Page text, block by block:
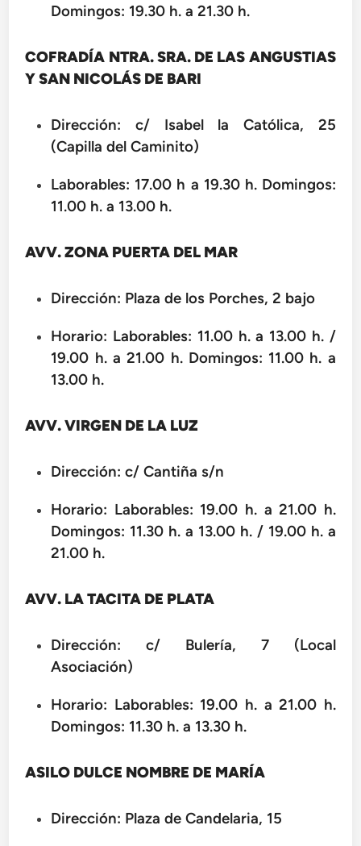
Domingos: 19.30 h. a 21.30 h.
COFRADÍA NTRA. SRA. DE LAS ANGUSTIAS
Y SAN NICOLÁS DE BARI
Dirección: c/ Isabel la Católica, 25
(Capilla del Caminito)
Laborables: 17.00 h a 19.30 h. Domingos:
11.00 h. a 13.00 h.
AVV. ZONA PUERTA DEL MAR
Dirección: Plaza de los Porches, 2 bajo
Horario: Laborables: 11.00 h. a 13.00 h. /
19.00 h. a 21.00 h. Domingos: 11.00 h. a
13.00 h.
AVV. VIRGEN DE LA LUZ
Dirección: c/ Cantiña s/n
Horario: Laborables: 19.00 h. a 21.00 h.
Domingos: 11.30 h. a 13.00 h. / 19.00 h. a
21.00 h.
AVV. LA TACITA DE PLATA
Dirección: c/ Bulería, 7 (Local
Asociación)
Horario: Laborables: 19.00 h. a 21.00 h.
Domingos: 11.30 h. a 13.30 h.
ASILO DULCE NOMBRE DE MARÍA
Dirección: Plaza de Candelaria, 15